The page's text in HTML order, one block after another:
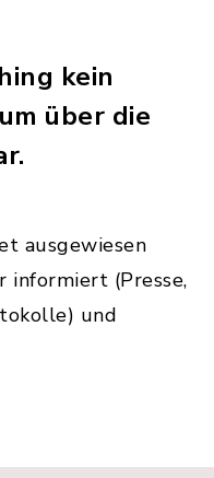
kein
über die
ausgewiesen
informiert (Presse,
und